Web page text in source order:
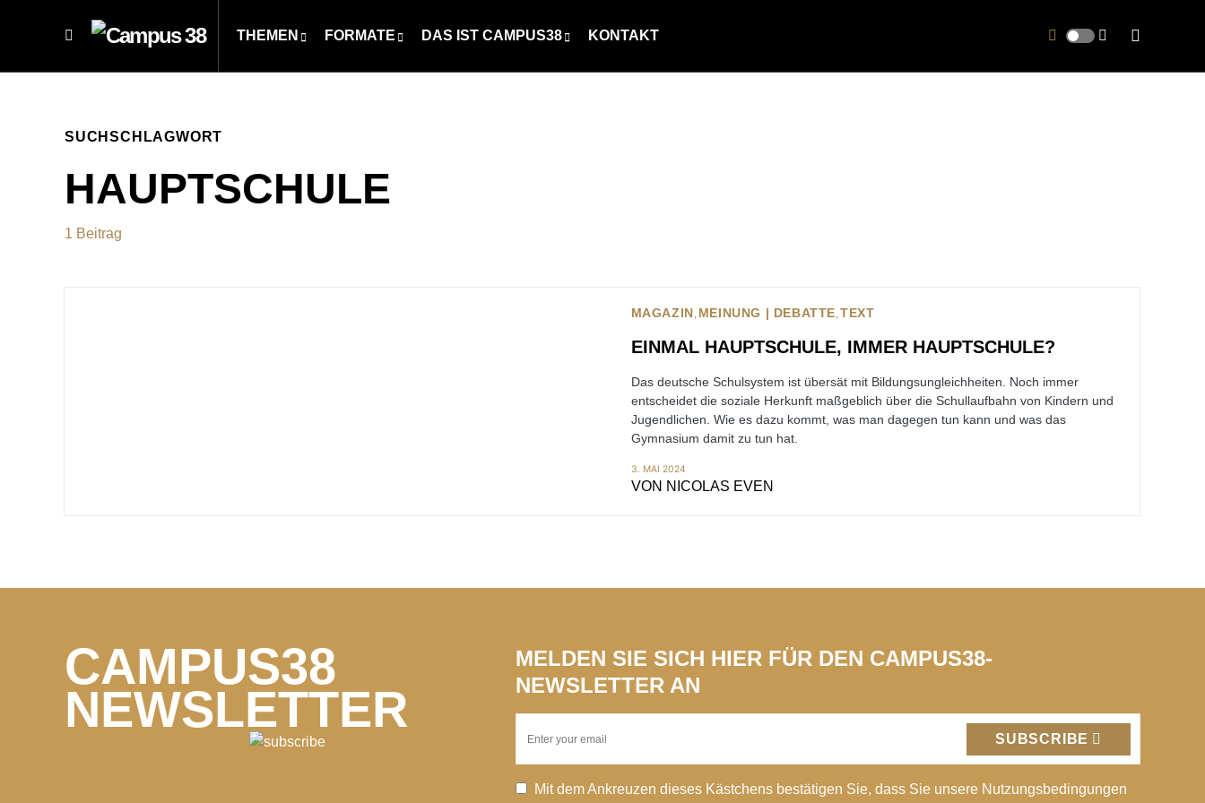
THEMEN FORMATE DAS IST CAMPUS38 KONTAKT
SUCHSCHLAGWORT
HAUPTSCHULE
1 Beitrag
MAGAZIN MEINUNG | DEBATTE TEXT
EINMAL HAUPTSCHULE, IMMER HAUPTSCHULE?
Das deutsche Schulsystem ist übersät mit Bildungsungleichheiten. Noch immer
entscheidet die soziale Herkunft maßgeblich über die Schullaufbahn von Kindern und
Jugendlichen. Wie es dazu kommt, was man dagegen tun kann und was das
Gymnasium damit zu tun hat.
3. MAI 2024
VON NICOLAS EVEN
CAMPUS38
NEWSLETTER
MELDEN SIE SICH HIER FÜR DEN CAMPUS38-
NEWSLETTER AN
SUBSCRIBE
Mit dem Ankreuzen dieses Kästchens bestätigen Sie, dass Sie unsere Nutzungsbedingungen